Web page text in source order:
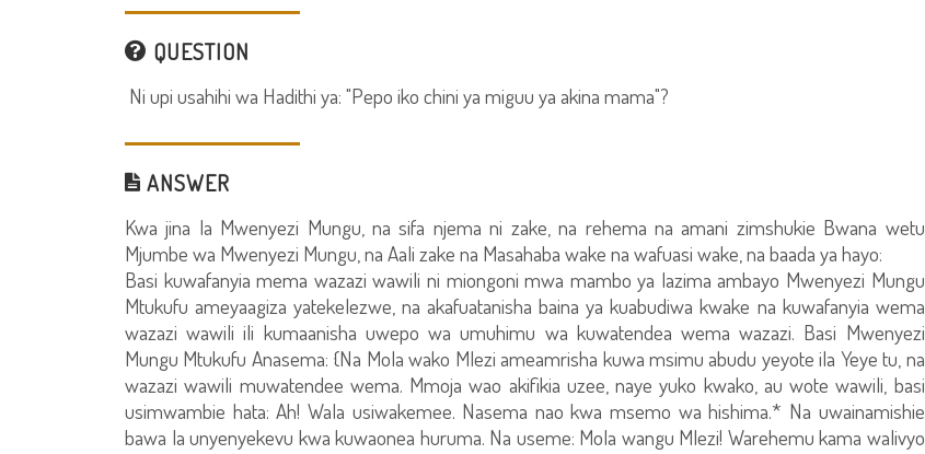
QUESTION
Ni upi usahihi wa Hadithi ya: "Pepo iko chini ya miguu ya akina mama"?
ANSWER
Kwa jina la Mwenyezi Mungu, na sifa njema ni zake, na rehema na amani zimshukie Bwana wetu
Mjumbe wa Mwenyezi Mungu, na Aali zake na Masahaba wake na wafuasi wake, na baada ya hayo:
Basi kuwafanyia mema wazazi wawili ni miongoni mwa mambo ya lazima ambayo Mwenyezi Mungu
Mtukufu ameyaagiza yatekelezwe, na akafuatanisha baina ya kuabudiwa kwake na kuwafanyia wema
wazazi wawili ili kumaanisha uwepo wa umuhimu wa kuwatendea wema wazazi. Basi Mwenyezi
Mungu Mtukufu Anasema: {Na Mola wako Mlezi ameamrisha kuwa msimu abudu yeyote ila Yeye tu, na
wazazi wawili muwatendee wema. Mmoja wao akifikia uzee, naye yuko kwako, au wote wawili, basi
usimwambie hata: Ah! Wala usiwakemee. Nasema nao kwa msemo wa hishima.* Na uwainamishie
bawa la unyenyekevu kwa kuwaonea huruma. Na useme: Mola wangu Mlezi! Warehemu kama walivyo